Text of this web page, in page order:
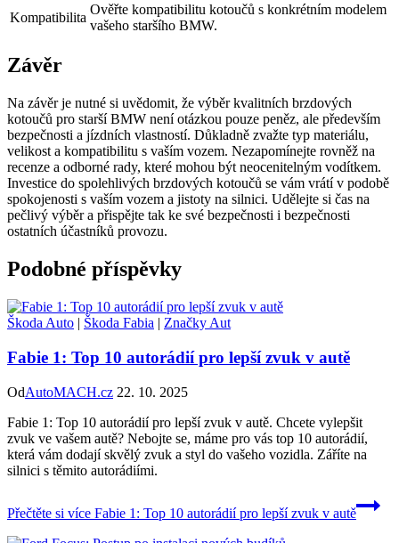
Kompatibilita
Ověřte kompatibilitu kotoučů s konkrétním modelem
vašeho staršího BMW.
Závěr
Na závěr je nutné si uvědomit, že výběr kvalitních brzdových
kotoučů pro starší BMW není otázkou pouze peněz, ale především
bezpečnosti a jízdních vlastností. Důkladně zvažte typ materiálu,
velikost a kompatibilitu s vaším vozem. Nezapomínejte rovněž na
recenze a odborné rady, které mohou být neocenitelným vodítkem.
Investice do spolehlivých brzdových kotoučů se vám vrátí v podobě
spokojenosti s vaším vozem a jistoty na silnici. Udělejte si čas na
pečlivý výběr a přispějte tak ke své bezpečnosti i bezpečnosti
ostatních účastníků provozu.
Podobné příspěvky
Škoda Auto | Škoda Fabia | Značky Aut
Fabie 1: Top 10 autorádií pro lepší zvuk v autě
OdAutoMACH.cz 22. 10. 2025
Fabie 1: Top 10 autorádií pro lepší zvuk v autě. Chcete vylepšit
zvuk ve vašem autě? Nebojte se, máme pro vás top 10 autorádií,
která vám dodají skvělý zvuk a styl do vašeho vozidla. Záříte na
silnici s těmito autorádiími.
Přečtěte si více Fabie 1: Top 10 autorádií pro lepší zvuk v autě